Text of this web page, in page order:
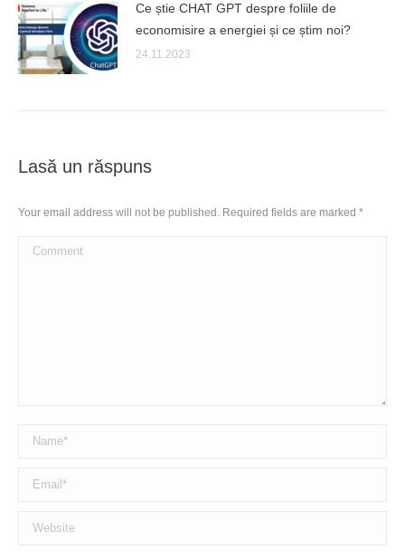
Ce știe CHAT GPT despre foliile de
economisire a energiei și ce știm noi?
24.11.2023
Lasă un răspuns
Your email address will not be published. Required fields are marked *
Comment
Name *
Email *
Website